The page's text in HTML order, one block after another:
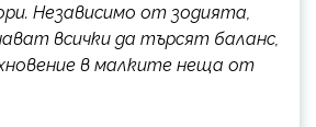
Независимо от зодията,
всички да търсят баланс,
в малките неща от